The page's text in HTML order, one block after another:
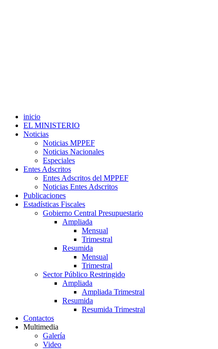
inicio
EL MINISTERIO
Noticias
Noticias MPPEF
Noticias Nacionales
Especiales
Entes Adscritos
Entes Adscritos del MPPEF
Noticias Entes Adscritos
Publicaciones
Estadísticas Fiscales
Gobierno Central Presupuestario
Ampliada
Mensual
Trimestral
Resumida
Mensual
Trimestral
Sector Público Restringido
Ampliada
Ampliada Trimestral
Resumida
Resumida Trimestral
Contactos
Multimedia
Galería
Video